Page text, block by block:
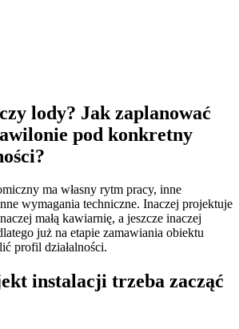
lody? Jak zaplanować
pod konkretny
ma własny rytm pracy, inne
wymagania techniczne. Inaczej projektuje
małą kawiarnię, a jeszcze inaczej
już na etapie zamawiania obiektu
profil działalności.
instalacji trzeba zacząć